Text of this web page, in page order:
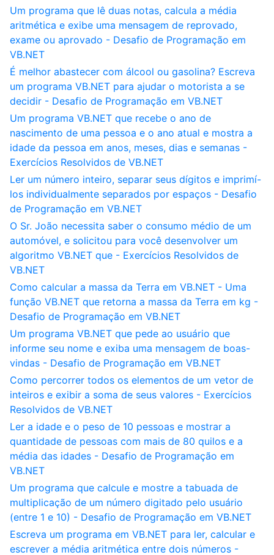
Um programa que lê duas notas, calcula a média
aritmética e exibe uma mensagem de reprovado,
exame ou aprovado - Desafio de Programação em
VB.NET
É melhor abastecer com álcool ou gasolina? Escreva
um programa VB.NET para ajudar o motorista a se
decidir - Desafio de Programação em VB.NET
Um programa VB.NET que recebe o ano de
nascimento de uma pessoa e o ano atual e mostra a
idade da pessoa em anos, meses, dias e semanas -
Exercícios Resolvidos de VB.NET
Ler um número inteiro, separar seus dígitos e imprimí-
los individualmente separados por espaços - Desafio
de Programação em VB.NET
O Sr. João necessita saber o consumo médio de um
automóvel, e solicitou para você desenvolver um
algoritmo VB.NET que - Exercícios Resolvidos de
VB.NET
Como calcular a massa da Terra em VB.NET - Uma
função VB.NET que retorna a massa da Terra em kg -
Desafio de Programação em VB.NET
Um programa VB.NET que pede ao usuário que
informe seu nome e exiba uma mensagem de boas-
vindas - Desafio de Programação em VB.NET
Como percorrer todos os elementos de um vetor de
inteiros e exibir a soma de seus valores - Exercícios
Resolvidos de VB.NET
Ler a idade e o peso de 10 pessoas e mostrar a
quantidade de pessoas com mais de 80 quilos e a
média das idades - Desafio de Programação em
VB.NET
Um programa que calcule e mostre a tabuada de
multiplicação de um número digitado pelo usuário
(entre 1 e 10) - Desafio de Programação em VB.NET
Escreva um programa em VB.NET para ler, calcular e
escrever a média aritmética entre dois números -